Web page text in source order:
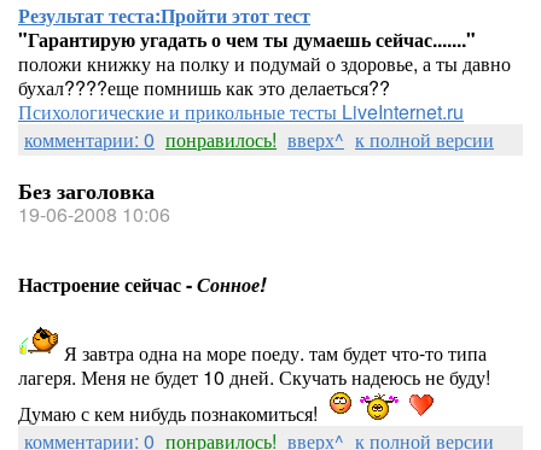
Результат теста:Пройти этот тест
"Гарантирую угадать о чем ты думаешь сейчас......."
положи книжку на полку и подумай о здоровье, а ты давно
бухал????еще помнишь как это делаеться??
Психологические и прикольные тесты LiveInternet.ru
комментарии: 0 понравилось! вверх^ к полной версии
Без заголовка
19-06-2008 10:06
Настроение сейчас -Сонное!
Я завтра одна на море поеду. там будет что-то типа
лагеря. Меня не будет 10 дней. Скучать надеюсь не буду!
Думаю с кем нибудь познакомиться!
комментарии: 0 понравилось! вверх^ к полной версии